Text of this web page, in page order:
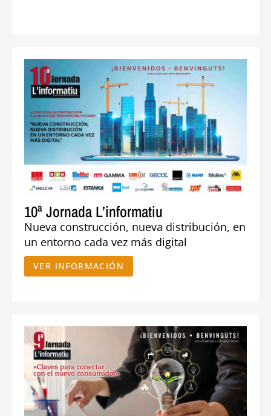
10ª Jornada L’informatiu
Nueva construcción, nueva distribución, en
un entorno cada vez más digital
VER INFORMACIÓN